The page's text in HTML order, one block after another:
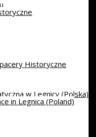
Historyczne
w Legnicy (Polska)
in Legnica (Poland)